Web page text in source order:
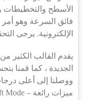
الأسطح والتخطيطات
فائق السرعة وهو
الإلكترونية. يرجى
يقدم القالب الكثير
الجديدة ، كما قمنا
ووصلنا إلى أعلى